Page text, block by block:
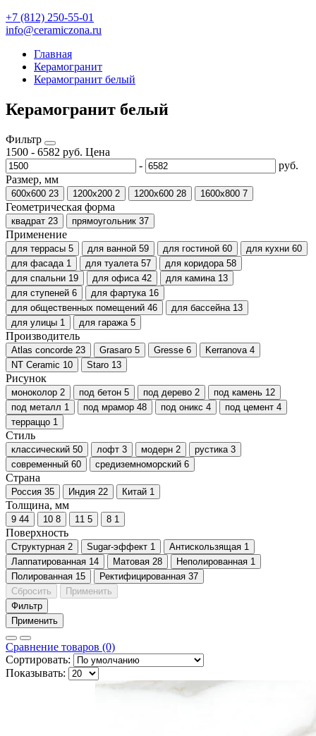
+7 (812) 250-55-01
info@ceramiczona.ru
Главная
Керамогранит
Керамогранит белый
Керамогранит белый
Фильтр
1500 - 6582 руб. Цена
-
руб.
Размер, мм
600х600 23 1200х200 2 1200х600 28 1600x800 7
Геометрическая форма
квадрат 23 прямоугольник 37
Применение
для террасы 5 для ванной 59 для гостиной 60 для кухни 60
для фасада 1 для туалета 57 для коридора 58
для спальни 19 для офиса 42 для камина 13
для ступеней 6 для фартука 16
для общественных помещений 46 для бассейна 13
для улицы 1 для гаража 5
Производитель
Atlas concorde 23 Grasaro 5 Gresse 6 Kerranova 4
NT Ceramic 10 Staro 13
Рисунок
моноколор 2 под бетон 5 под дерево 2 под камень 12
под металл 1 под мрамор 48 под оникс 4 под цемент 4
терраццо 1
Стиль
классический 50 лофт 3 модерн 2 рустика 3
современный 60 средиземноморский 6
Страна
Россия 35 Индия 22 Китай 1
Толщина, мм
9 44 10 8 11 5 8 1
Поверхность
Cтруктурная 2 Sugar-эффект 1 Антискользящая 1
Лаппатированная 14 Матовая 28 Неполированная 1
Полированная 15 Ректифицированная 37
Сбросить
Применить
Фильтр
Применить
Сравнение товаров (0)
Сортировать:
Показывать: